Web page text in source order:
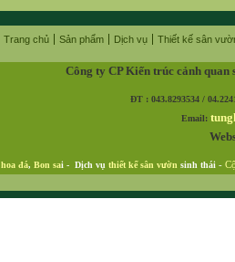
Trang chủ Sản phẩm Dịch vụ Thiết kế sân
Công ty CP Kiến trúc cảnh
ĐT : 043.8293534 /
Email:
hoa đá, Bon sai - Dịch vụ thiết kế sân vườn sinh thái -